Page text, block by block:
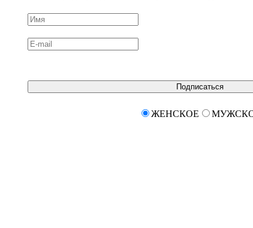
Подписаться
ЖЕНСКОЕ